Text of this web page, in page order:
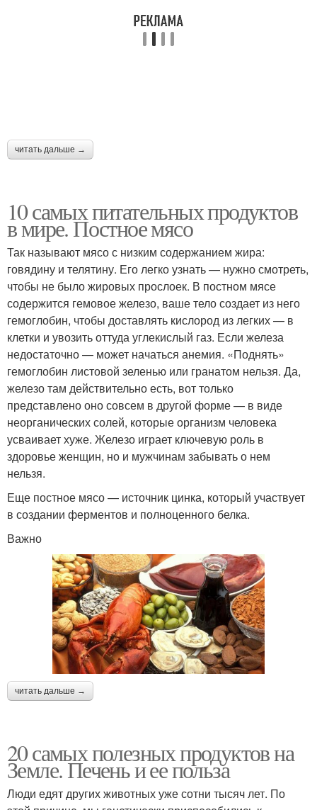
читать дальше →
10 самых питательных продуктов
в мире. Постное мясо
Так называют мясо с низким содержанием жира:
говядину и телятину. Его легко узнать — нужно смотреть,
чтобы не было жировых прослоек. В постном мясе
содержится гемовое железо, ваше тело создает из него
гемоглобин, чтобы доставлять кислород из легких — в
клетки и увозить оттуда углекислый газ. Если железа
недостаточно — может начаться анемия. «Поднять»
гемоглобин листовой зеленью или гранатом нельзя. Да,
железо там действительно есть, вот только
представлено оно совсем в другой форме — в виде
неорганических солей, которые организм человека
усваивает хуже. Железо играет ключевую роль в
здоровье женщин, но и мужчинам забывать о нем
нельзя.
Еще постное мясо — источник цинка, который участвует
в создании ферментов и полноценного белка.
Важно
читать дальше →
20 самых полезных продуктов на
Земле. Печень и ее польза
Люди едят других животных уже сотни тысяч лет. По